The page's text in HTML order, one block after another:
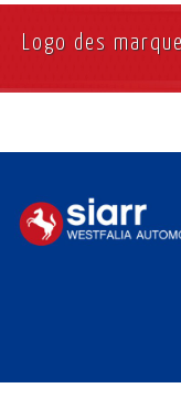
Logo des